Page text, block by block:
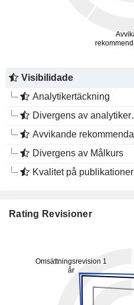
Visibilidade
Analytikertäckning
Divergens av analytikers åsikter
Avvikande rekommendationer från analytiker
Divergens av Målkurs
Kvalitet på publikationer
Rating Revisioner